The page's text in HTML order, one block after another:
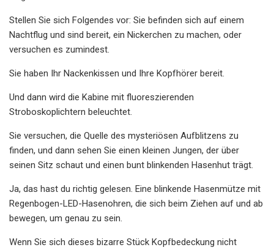
Stellen Sie sich Folgendes vor: Sie befinden sich auf einem
Nachtflug und sind bereit, ein Nickerchen zu machen, oder
versuchen es zumindest.
Sie haben Ihr Nackenkissen und Ihre Kopfhörer bereit.
Und dann wird die Kabine mit fluoreszierenden
Stroboskoplichtern beleuchtet.
Sie versuchen, die Quelle des mysteriösen Aufblitzens zu
finden, und dann sehen Sie einen kleinen Jungen, der über
seinen Sitz schaut und einen bunt blinkenden Hasenhut trägt.
Ja, das hast du richtig gelesen. Eine blinkende Hasenmütze mit
Regenbogen-LED-Hasenohren, die sich beim Ziehen auf und ab
bewegen, um genau zu sein.
Wenn Sie sich dieses bizarre Stück Kopfbedeckung nicht